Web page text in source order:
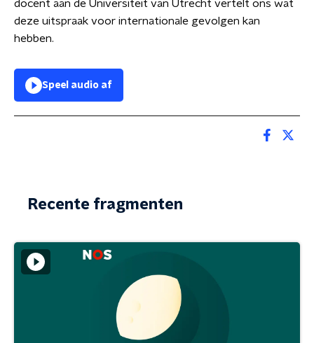
docent aan de Universiteit van Utrecht vertelt ons wat
deze uitspraak voor internationale gevolgen kan
hebben.
Speel audio af
Recente fragmenten